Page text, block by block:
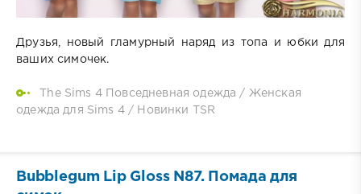
Друзья, новый гламурный наряд из топа и юбки для
ваших симочек.
The Sims 4 Повседневная одежда / Женская
одежда для Sims 4/ Новинки TSR
Bubblegum Lip Gloss N87. Помада для